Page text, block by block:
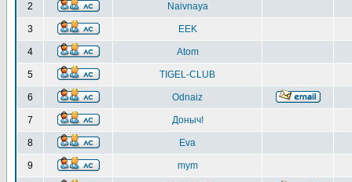
2 Naivnaya
3 EEK
4 Atom
5 TIGEL-CLUB
6 Odnaiz
7 Доныч!
8 Eva
9 mym